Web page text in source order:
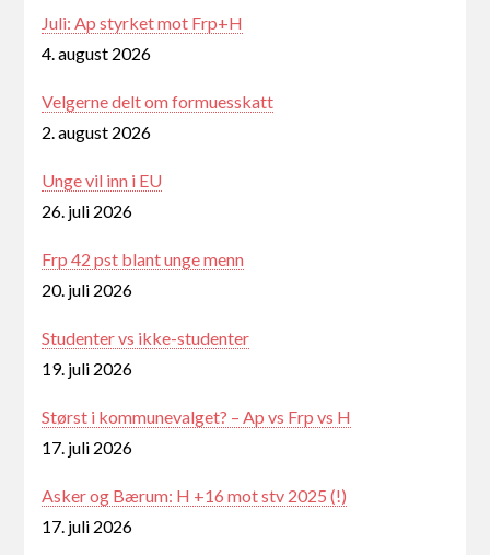
Juli: Ap styrket mot Frp+H
4. august 2026
Velgerne delt om formuesskatt
2. august 2026
Unge vil inn i EU
26. juli 2026
Frp 42 pst blant unge menn
20. juli 2026
Studenter vs ikke-studenter
19. juli 2026
Størst i kommunevalget? – Ap vs Frp vs H
17. juli 2026
Asker og Bærum: H +16 mot stv 2025 (!)
17. juli 2026